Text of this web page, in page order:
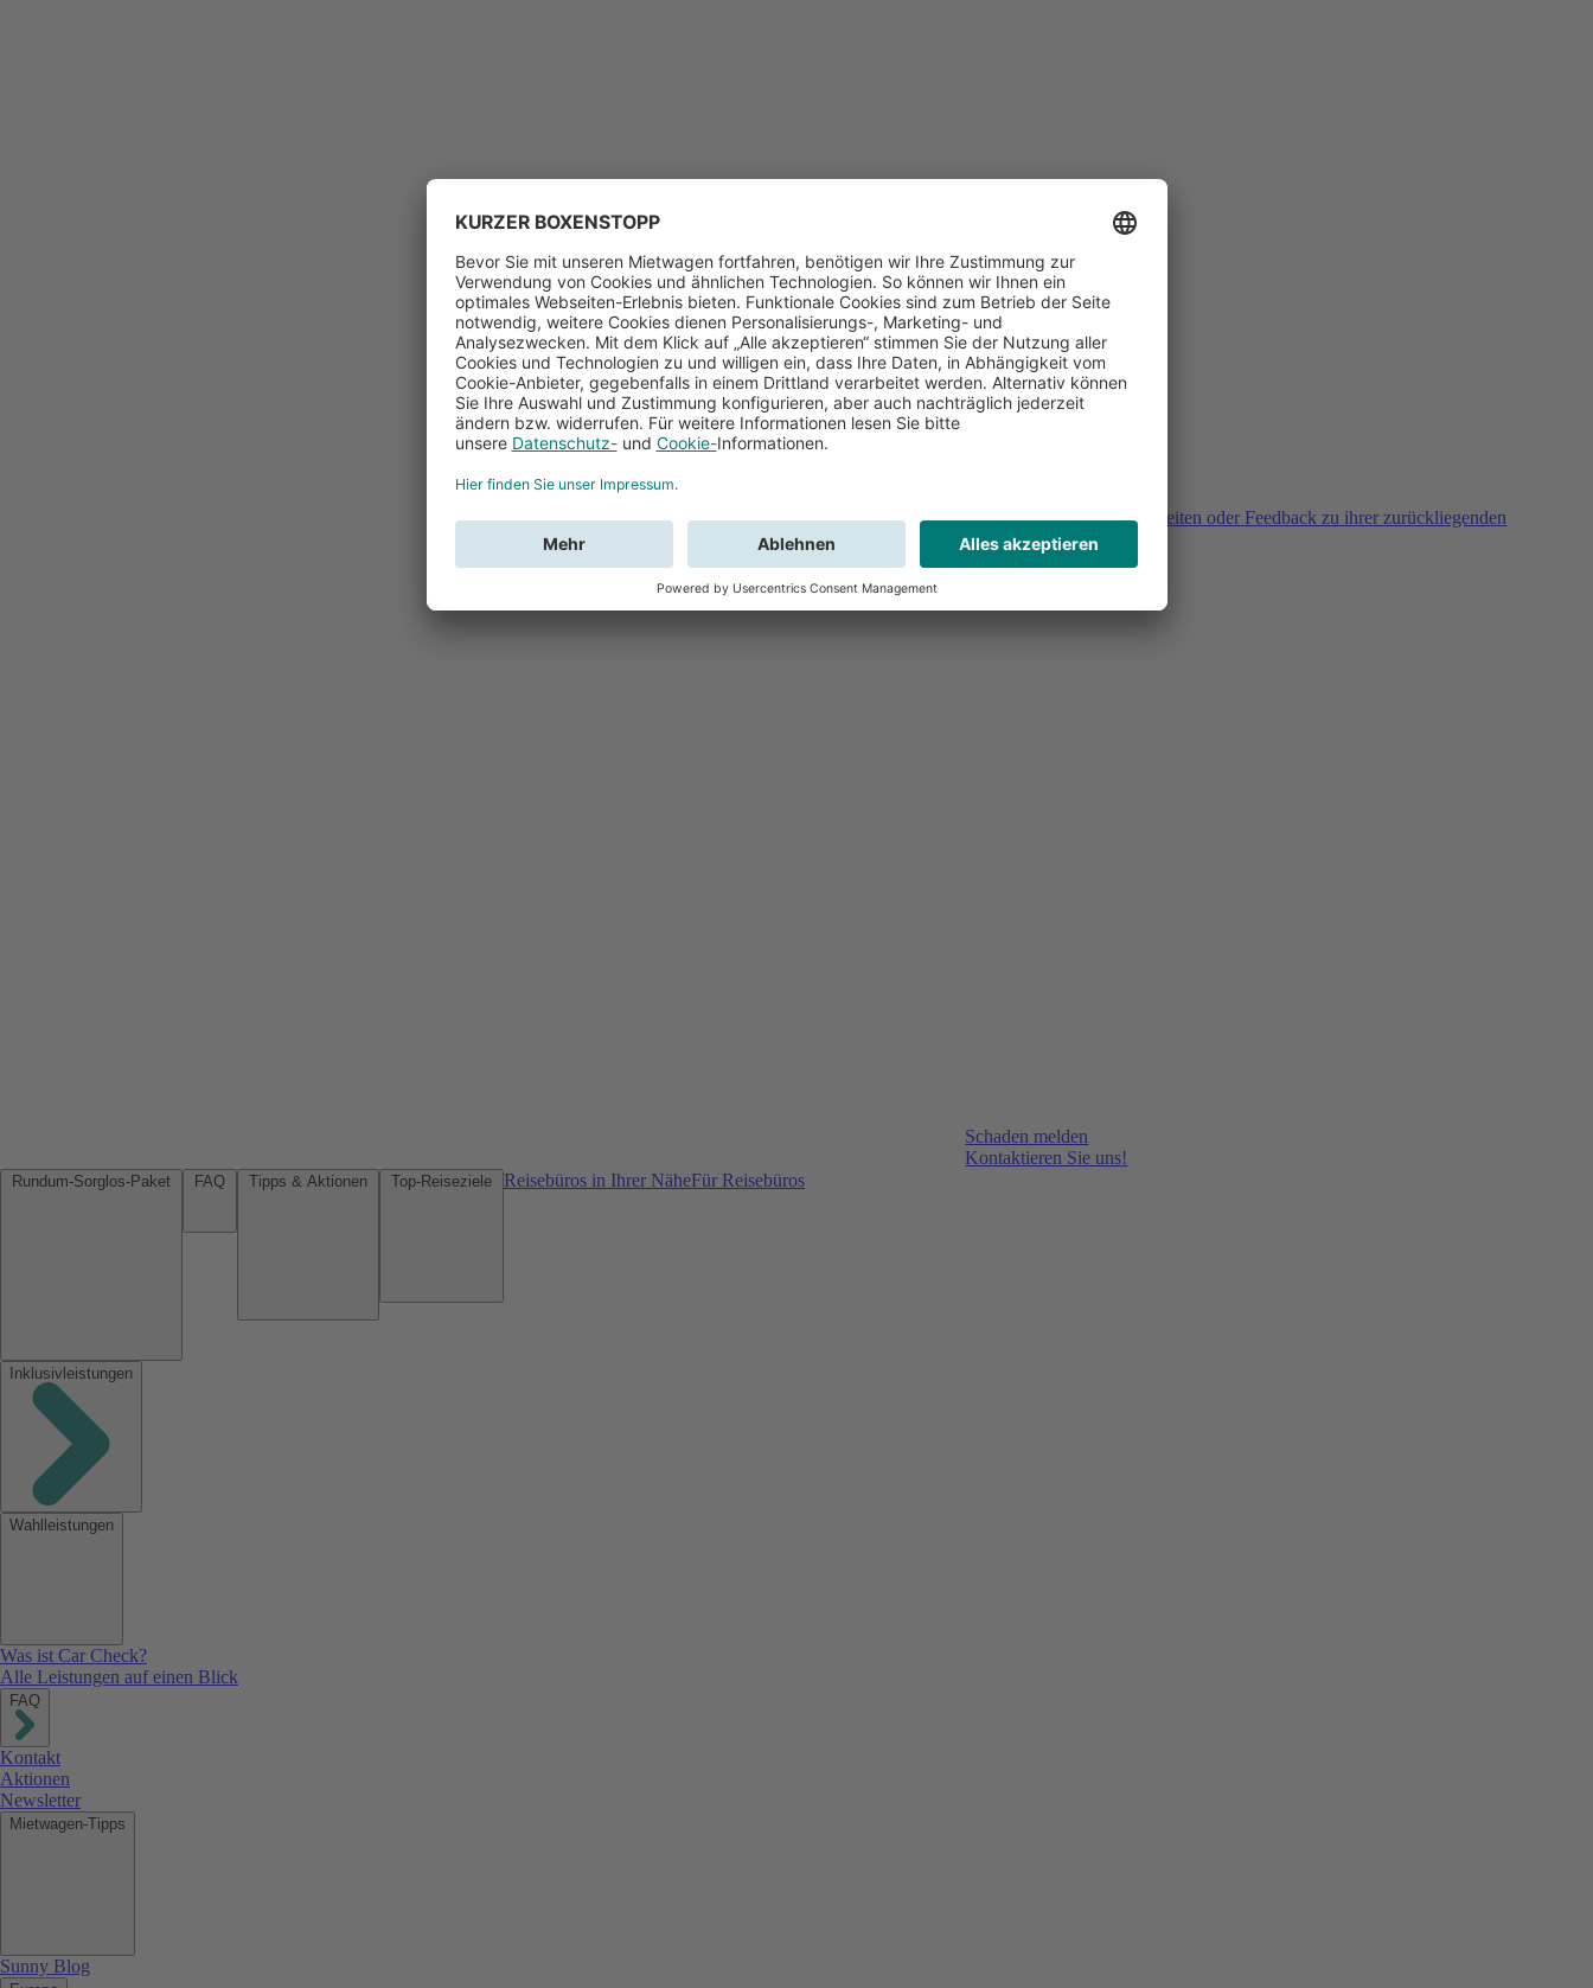
Sie haben Fragen, Unklarheiten oder Feedback zu ihrer zurückliegenden
Buchung?
Schaden melden
Kontaktieren Sie uns!
Reisebüros in Ihrer NäheFür Reisebüros
Inklusivleistungen
Wahlleistungen
Was ist Car Check?
Alle Leistungen auf einen Blick
FAQ
Kontakt
Aktionen
Newsletter
Mietwagen-Tipps
Sunny Blog